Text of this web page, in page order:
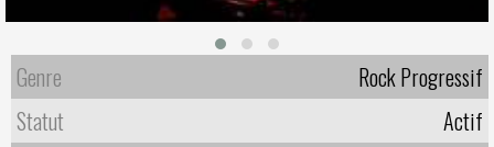
Genre
Rock Progressif
Statut
Actif